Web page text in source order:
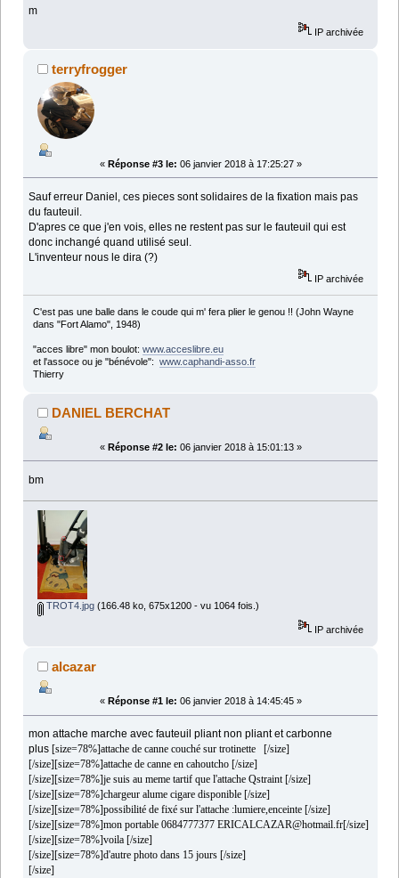
m
IP archivée
terryfrogger
« Réponse #3 le: 06 janvier 2018 à 17:25:27 »
Sauf erreur Daniel, ces pieces sont solidaires de la fixation mais pas
du fauteuil.
D'apres ce que j'en vois, elles ne restent pas sur le fauteuil qui est
donc inchangé quand utilisé seul.
L'inventeur nous le dira (?)
IP archivée
C'est pas une balle dans le coude qui m' fera plier le genou !! (John Wayne
dans "Fort Alamo", 1948)
"acces libre" mon boulot: www.acceslibre.eu
et l'assoce ou je "bénévole": www.caphandi-asso.fr
Thierry
DANIEL BERCHAT
« Réponse #2 le: 06 janvier 2018 à 15:01:13 »
bm
TROT4.jpg(166.48 ko, 675x1200 - vu 1064 fois.)
IP archivée
alcazar
« Réponse #1 le: 06 janvier 2018 à 14:45:45 »
mon attache marche avec fauteuil pliant non pliant et carbonne
plus [size=78%]attache de canne couché sur trotinette [/size]
[/size][size=78%]attache de canne en cahoutcho [/size]
[/size][size=78%]je suis au meme tartif que l'attache Qstraint [/size]
[/size][size=78%]chargeur alume cigare disponible [/size]
[/size][size=78%]possibilité de fixé sur l'attache :lumiere,enceinte [/size]
[/size][size=78%]mon portable 0684777377 ERICALCAZAR@hotmail.fr[/size]
[/size][size=78%]voila [/size]
[/size][size=78%]d'autre photo dans 15 jours [/size]
[/size]